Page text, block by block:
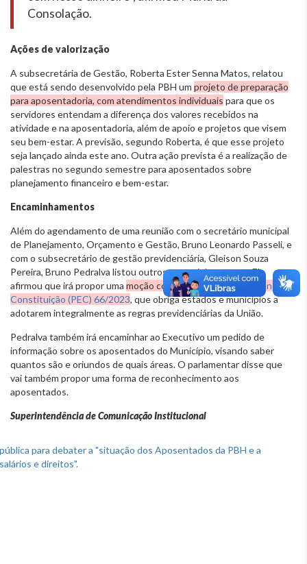
Consolação.
Ações de valorização
A subsecretária de Gestão, Roberta Ester Senna Matos, relatou
que está sendo desenvolvido pela PBH um projeto de preparação
para aposentadoria, com atendimentos individuais para que os
servidores entendam a diferença dos valores recebidos na
atividade e na aposentadoria, além de apoio e projetos que visem
seu bem-estar. A previsão, segundo Roberta, é que esse projeto
seja lançado ainda este ano. Outra ação prevista é a realização de
palestras no segundo semestre para aposentados sobre
planejamento financeiro e bem-estar.
Encaminhamentos
Além do agendamento de uma reunião com o secretário municipal
de Planejamento, Orçamento e Gestão, Bruno Leonardo Passeli, e
com o subsecretário de gestão previdenciária, Gleison Souza
Pereira, Bruno Pedralva listou outros encaminhamentos. Ele
afirmou que irá propor uma moção contra aProposta de Emenda à
Constituição (PEC) 66/2023, que obriga estados e municípios a
adotarem integralmente as regras previdenciárias da União.
Pedralva também irá encaminhar ao Executivo um pedido de
informação sobre os aposentados do Município, visando saber
quantos são e oriundos de quais áreas. O parlamentar disse que
vai também propor uma forma de reconhecimento aos
aposentados.
Superintendência de Comunicação Institucional